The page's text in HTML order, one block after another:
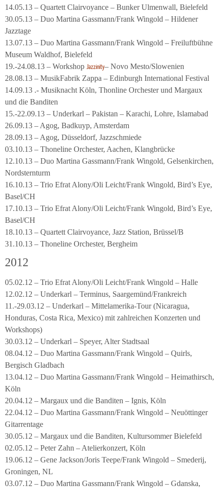
14.05.13 – Quartett Clairvoyance – Bunker Ulmenwall, Bielefeld
30.05.13 – Duo Martina Gassmann/Frank Wingold – Hildener
Jazztage
13.07.13 – Duo Martina Gassmann/Frank Wingold – Freiluftbühne
Museum Waldhof, Bielefeld
19.-24.08.13 – Workshop Jazzinity– Novo Mesto/Slowenien
28.08.13 – MusikFabrik Zappa – Edinburgh International Festival
14.09.13 .- Musiknacht Köln, Thonline Orchester und Margaux
und die Banditen
15.-22.09.13 – Underkarl – Pakistan – Karachi, Lohre, Islamabad
26.09.13 – Agog, Badkuyp, Amsterdam
28.09.13 – Agog, Düsseldorf, Jazzschmiede
03.10.13 – Thoneline Orchester, Aachen, Klangbrücke
12.10.13 – Duo Martina Gassmann/Frank Wingold, Gelsenkirchen,
Nordsternturm
16.10.13 – Trio Efrat Alony/Oli Leicht/Frank Wingold, Bird’s Eye,
Basel/CH
17.10.13 – Trio Efrat Alony/Oli Leicht/Frank Wingold, Bird’s Eye,
Basel/CH
18.10.13 – Quartett Clairvoyance, Jazz Station, Brüssel/B
31.10.13 – Thoneline Orchester, Bergheim
2012
05.02.12 – Trio Efrat Alony/Oli Leicht/Frank Wingold – Halle
12.02.12 – Underkarl – Terminus, Saargemünd/Frankreich
11.-29.03.12 – Underkarl – Mittelamerika-Tour (Nicaragua,
Honduras, Costa Rica, Mexico) mit zahlreichen Konzerten und
Workshops)
30.03.12 – Underkarl – Speyer, Alter Stadtsaal
08.04.12 – Duo Martina Gassmann/Frank Wingold – Quirls,
Bergisch Gladbach
13.04.12 – Duo Martina Gassmann/Frank Wingold – Heimathirsch,
Köln
20.04.12 – Margaux und die Banditen – Ignis, Köln
22.04.12 – Duo Martina Gassmann/Frank Wingold – Neuöttinger
Gitarrentage
30.05.12 – Margaux und die Banditen, Kultursommer Bielefeld
02.05.12 – Peter Zahn – Atelierkonzert, Köln
19.06.12 – Gene Jackson/Joris Teepe/Frank Wingold – Smederij,
Groningen, NL
03.07.12 – Duo Martina Gassmann/Frank Wingold – Gdanska,